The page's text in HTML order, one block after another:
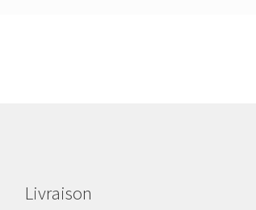
Livraison